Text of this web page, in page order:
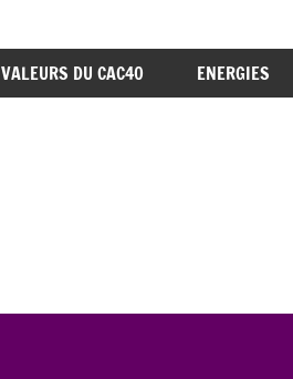
VALEURS DU CAC40 ENERGIES